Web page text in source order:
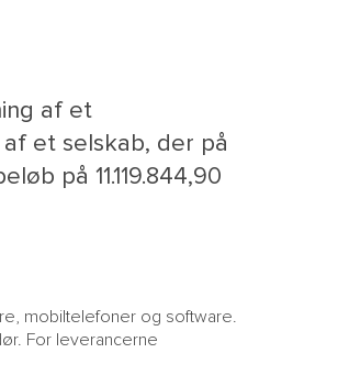
af et
et selskab, der på
på 11.119.844,90
mobiltelefoner og software.
For leverancerne